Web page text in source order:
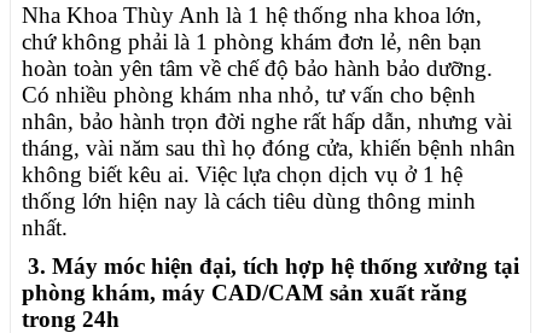
Nha Khoa Thùy Anh là 1 hệ thống nha khoa lớn,
chứ không phải là 1 phòng khám đơn lẻ, nên bạn
hoàn toàn yên tâm về chế độ bảo hành bảo dưỡng.
Có nhiều phòng khám nha nhỏ, tư vấn cho bệnh
nhân, bảo hành trọn đời nghe rất hấp dẫn, nhưng vài
tháng, vài năm sau thì họ đóng cửa, khiến bệnh nhân
không biết kêu ai. Việc lựa chọn dịch vụ ở 1 hệ
thống lớn hiện nay là cách tiêu dùng thông minh
nhất.
3. Máy móc hiện đại, tích hợp hệ thống xưởng tại
phòng khám, máy CAD/CAM sản xuất răng
trong 24h